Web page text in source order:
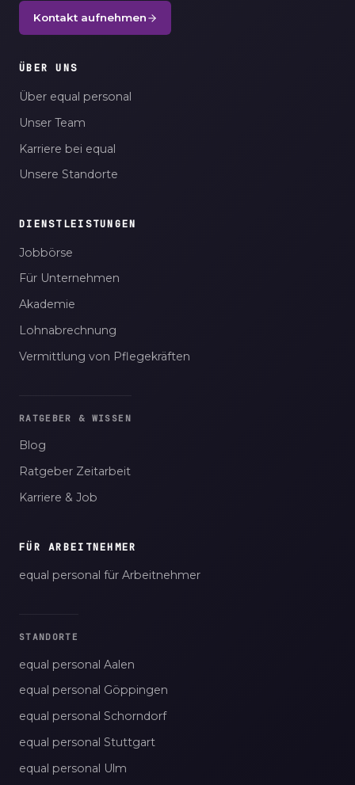
Kontakt aufnehmen
ÜBER UNS
Über equal personal
Unser Team
Karriere bei equal
Unsere Standorte
DIENSTLEISTUNGEN
Jobbörse
Für Unternehmen
Akademie
Lohnabrechnung
Vermittlung von Pflegekräften
RATGEBER & WISSEN
Blog
Ratgeber Zeitarbeit
Karriere & Job
FÜR ARBEITNEHMER
equal personal für Arbeitnehmer
STANDORTE
equal personal Aalen
equal personal Göppingen
equal personal Schorndorf
equal personal Stuttgart
equal personal Ulm